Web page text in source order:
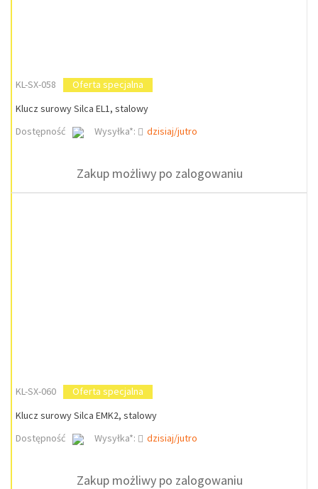
KL-SX-058
Oferta specjalna
Klucz surowy Silca EL1, stalowy
Dostępność
Wysyłka*: dzisiaj/jutro
Zakup możliwy po zalogowaniu
KL-SX-060
Oferta specjalna
Klucz surowy Silca EMK2, stalowy
Dostępność
Wysyłka*: dzisiaj/jutro
Zakup możliwy po zalogowaniu